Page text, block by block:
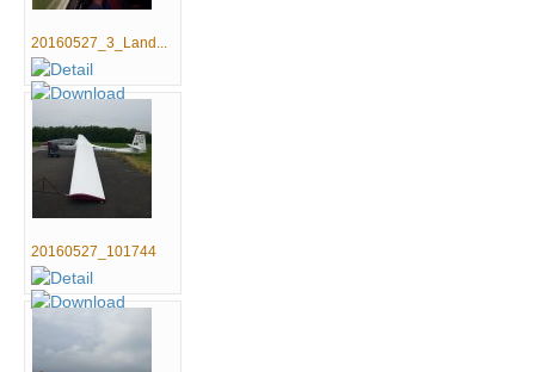
20160527_3_Land...
20160527_101744